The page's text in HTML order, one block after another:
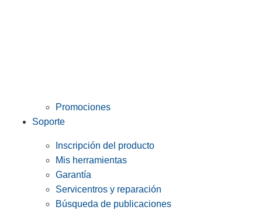
Promociones
Soporte
Inscripción del producto
Mis herramientas
Garantía
Servicentros y reparación
Búsqueda de publicaciones